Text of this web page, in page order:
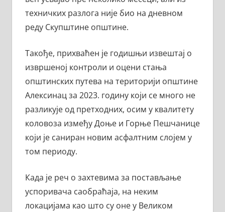
техничких разлога није био на дневном
реду Скупштине општине.
Такође, прихваћен је годишњи извештај о
извршеној контроли и оцени стања
општинских путева на територији општине
Алексинац за 2023. годину који се много не
разликује од претходних, осим у квалитету
коловоза између Доње и Горње Пешчанице
који је саниран новим асфалтним слојем у
том периоду.
Када је реч о захтевима за постављање
успоривача саобраћаја, на неким
локацијама као што су оне у Великом